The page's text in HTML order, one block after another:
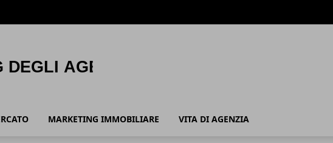
MARKETING IMMOBILIARE VITA DI AGENZIA